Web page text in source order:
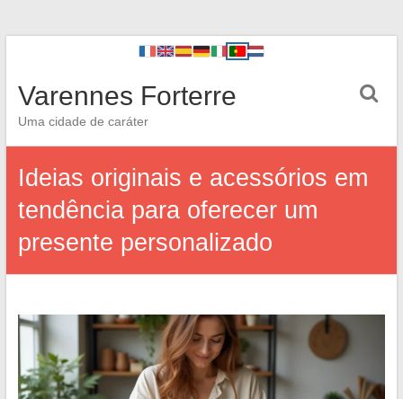
Varennes Forterre
Uma cidade de caráter
Ideias originais e acessórios em
tendência para oferecer um
presente personalizado